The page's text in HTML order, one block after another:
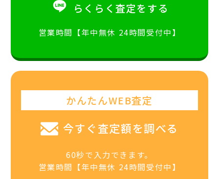
らくらく査定をする
営業時間【年中無休 24時間受付中】
かんたんWEB査定
今すぐ査定額を調べる
60秒で入力できます。
営業時間【年中無休 24時間受付中】